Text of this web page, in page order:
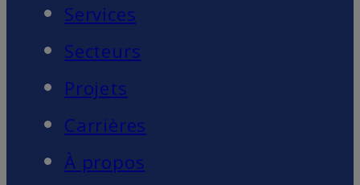
Services
Secteurs
Projets
Carrières
À propos